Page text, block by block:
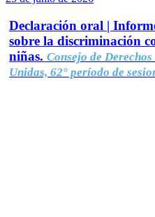
Declaración oral |
sobre la discriminación
niñas. Consejo de
Unidas, 62° período de